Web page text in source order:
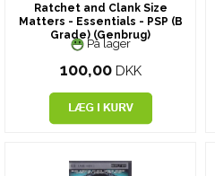
Ratchet and Clank Size
Matters - Essentials - PSP (B
Grade) (Genbrug)
På lager
100,00 DKK